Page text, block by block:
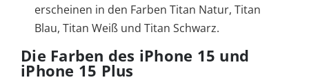
erscheinen in den Farben Titan Natur, Titan
Blau, Titan Weiß und Titan Schwarz.
Die Farben des iPhone 15 und
iPhone 15 Plus